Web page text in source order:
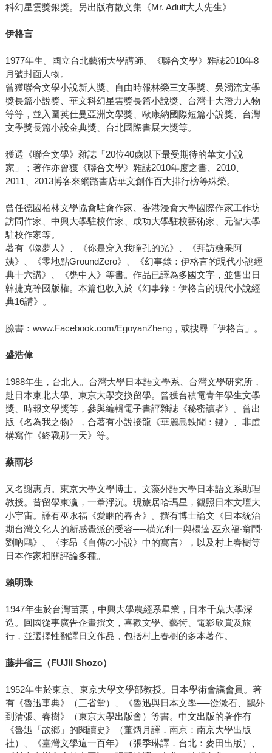
科幻星雲獎銀獎。另出版有散文集《Mr. Adult大人先生》
伊格言
1977年生。國立台北藝術大學講師。《聯合文學》雜誌2010年8
月號封面人物。
曾獲聯合文學小說新人獎、自由時報林榮三文學獎、吳濁流文學
獎長篇小說獎、華文科幻星雲獎長篇小說獎、台灣十大潛力人物
等等，並入圍英仕曼亞洲文學獎、歐康納國際短篇小說獎、台灣
文學獎長篇小說金典獎、台北國際書展大獎等。
獲選《聯合文學》雜誌「20位40歲以下最受期待的華文小說
家」；著作亦曾獲《聯合文學》雜誌2010年度之書、2010、
2011、2013博客來網路書店華文創作百大排行榜等殊榮。
曾任德國柏林文學協會駐會作家、香港浸會大學國際作家工作坊
訪問作家、中興大學駐校作家、成功大學駐校藝術家、元智大學
駐校作家等。
著有《噬夢人》、《你是穿入我瞳孔的光》、《拜訪糖果阿
姨》、《零地點GroundZero》、《幻事錄：伊格言的現代小說經
典十六講》、《甕中人》等書。作品已譯為多國文字，並售出日
韓捷克等國版權。本篇也收入於《幻事錄：伊格言的現代小說經
典16講》。
臉書：www.Facebook.com/EgoyanZheng，或搜尋「伊格言」。
盛浩偉
1988年生，台北人。台灣大學日本語文學系、台灣文學研究所，
赴日本東北大學、東京大學交換留學。曾獲台積電青年學生文學
獎、時報文學獎等，參與編輯電子書評雜誌《秘密讀者》。曾出
版《名為我之物》，合著有小說接龍《華麗島軼聞：鍵》、非虛
構寫作《終戰那一天》等。
蔡雨杉
又名謝惠貞。東京大學文學博士。文藻外語大學日本語文系助理
教授。昔留學東瀛，一葦浮沉。現旅居哈瑪星，觀照日本文壇大
小宇宙。譯有巫永福《愛睏的春杏》。撰有博士論文《日本統治
期台灣文化人的新感覺派的受容──橫光利一與楊逵‧巫永福‧翁鬧‧
劉吶鷗》、〈李昂《自傳の小說》中的寓言〉，以及村上春樹等
日本作家相關評論多種。
賴明珠
1947年生於台灣苗栗，中興大學農經系畢業，日本千葉大學深
造。回國從事廣告企畫撰文，喜歡文學、藝術、電影欣賞及旅
行，並選擇性翻譯日文作品，包括村上春樹的多本著作。
藤井省三（FUJII Shozo）
1952年生於東京。東京大學文學部教授。日本學術會議會員。著
有《魯迅事典》（三省堂）、《魯迅與日本文學──從漱石、鷗外
到清張、春樹》（東京大學出版會）等書。中文出版的著作有
《魯迅「故鄉」的閱讀史》（董炳月譯．南京：南京大學出版
社）、《臺灣文學這一百年》（張季琳譯．台北：麥田出版）、